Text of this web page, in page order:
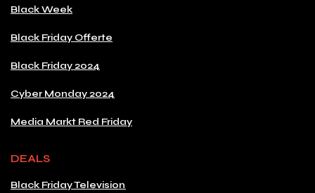
Black Week
Black Friday Offerte
Black Friday 2024
Cyber Monday 2024
Media Markt Red Friday
DEALS
Black Friday Television